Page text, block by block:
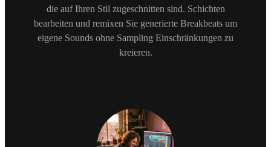
die auf Ihren Stil zugeschnitten sind. Schichten
bearbeiten und remixen Sie generierte Breakbeats um
eigene Sounds ohne Sampling Einschränkungen zu
kreieren.